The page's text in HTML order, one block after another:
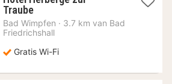
Traube1
nacht
vanaf
€
Bad Wimpfen · 3.7 km van Bad
Friedrichshall
Gratis Wi-Fi